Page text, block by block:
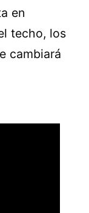
en
techo, los
cambiará